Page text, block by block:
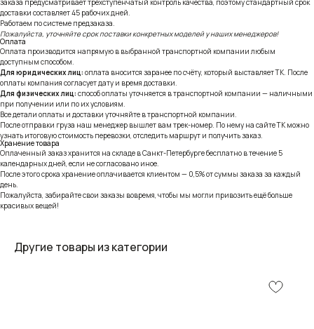
заказа предусматривает трёхступенчатый контроль качества, поэтому стандартный срок
доставки составляет 45 рабочих дней.
Работаем по системе предзаказа.
Пожалуйста, уточняйте срок поставки конкретных моделей у наших менеджеров!
Оплата
Оплата производится напрямую в выбранной транспортной компании любым
доступным способом.
Для юридических лиц: оплата вносится заранее по счёту, который выставляет ТК. После
оплаты компания согласует дату и время доставки.
Для физических лиц: способ оплаты уточняется в транспортной компании — наличными
при получении или по их условиям.
Все детали оплаты и доставки уточняйте в транспортной компании.
После отправки груза наш менеджер вышлет вам трек-номер. По нему на сайте ТК можно
узнать итоговую стоимость перевозки, отследить маршрут и получить заказ.
Хранение товара
Оплаченный заказ хранится на складе в Санкт-Петербурге бесплатно в течение 5
календарных дней, если не согласовано иное.
После этого срока хранение оплачивается клиентом — 0,5% от суммы заказа за каждый
день.
Пожалуйста, забирайте свои заказы вовремя, чтобы мы могли привозить ещё больше
красивых вещей!
Другие товары из категории